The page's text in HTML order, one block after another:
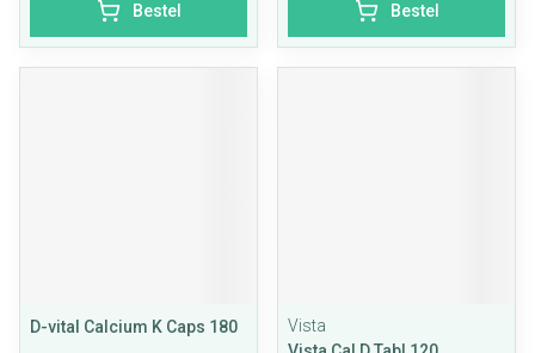
Bestel Bestel
D-vital Calcium K Caps 180
Vista